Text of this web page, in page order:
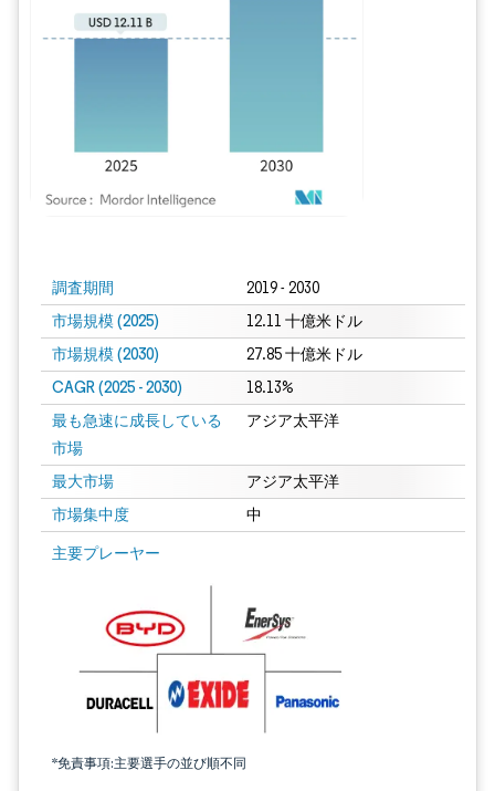
調査期間 2019 - 2030
市場規模 (2025) 12.11 十億米ドル
市場規模 (2030) 27.85 十億米ドル
CAGR (2025 - 2030) 18.13%
最も急速に成長している
市場
アジア太平洋
最大市場 アジア太平洋
市場集中度 中
主要プレーヤー
*免責事項:主要選手の並び順不同